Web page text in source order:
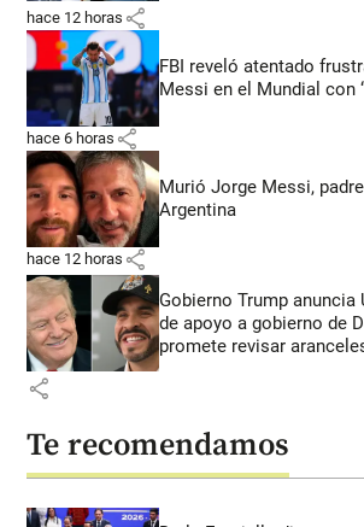
hace 12 horas share
FBI reveló atentado
Messi en el Mundial con
hace 6 horas share
Murió Jorge Messi,
Argentina
hace 12 horas share
Gobierno Trump
de apoyo a gobierno de
promete revisar
share
Te recomendamos